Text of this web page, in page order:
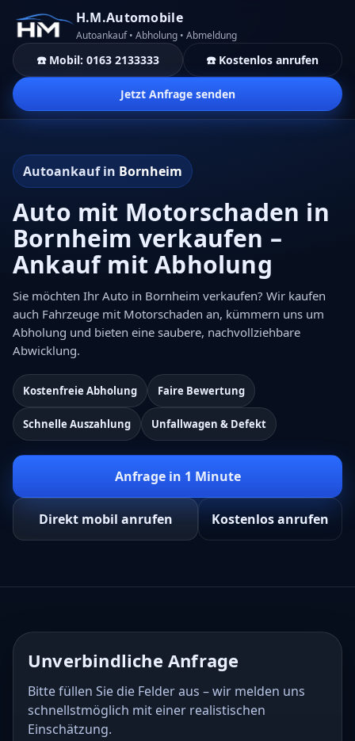
H.M.Automobile
Autoankauf • Abholung • Abmeldung
☎️ Mobil: 0163 2133333 ☎️ Kostenlos anrufen
Jetzt Anfrage senden
Autoankauf in Bornheim
Auto mit Motorschaden in
Bornheim verkaufen –
Ankauf mit Abholung
Sie möchten Ihr Auto in Bornheim verkaufen? Wir kaufen
auch Fahrzeuge mit Motorschaden an, kümmern uns um
Abholung und bieten eine saubere, nachvollziehbare
Abwicklung.
Kostenfreie Abholung Faire Bewertung
Schnelle Auszahlung Unfallwagen & Defekt
Anfrage in 1 Minute
Direkt mobil anrufen Kostenlos anrufen
Unverbindliche Anfrage
Bitte füllen Sie die Felder aus – wir melden uns
schnellstmöglich mit einer realistischen
Einschätzung.